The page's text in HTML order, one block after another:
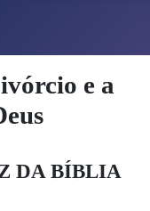
e a
DA BÍBLIA